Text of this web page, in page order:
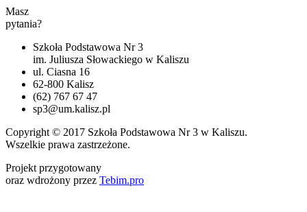
Masz
pytania?
Szkoła Podstawowa Nr 3
im. Juliusza Słowackiego w Kaliszu
ul. Ciasna 16
62-800 Kalisz
(62) 767 67 47
sp3@um.kalisz.pl
Copyright © 2017 Szkoła Podstawowa Nr 3 w Kaliszu.
Wszelkie prawa zastrzeżone.
Projekt przygotowany
oraz wdrożony przez Tebim.pro